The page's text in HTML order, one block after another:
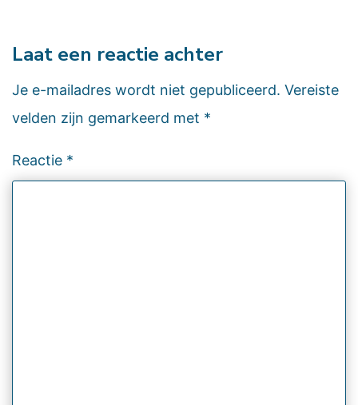
Laat een reactie achter
Je e-mailadres wordt niet gepubliceerd. Vereiste
velden zijn gemarkeerd met *
Reactie *